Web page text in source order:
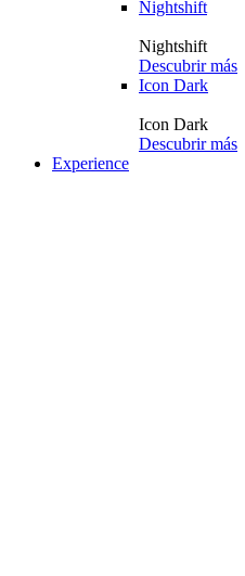
Nightshift
Nightshift
Descubrir más
Icon Dark
Icon Dark
Descubrir más
Experience